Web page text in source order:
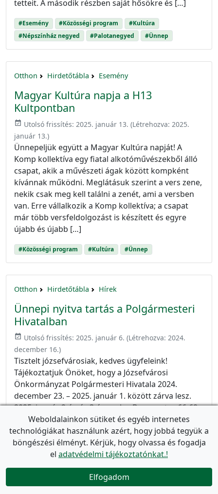
tetteit. A második részben saját hősökre és […]
#Esemény #Közösségi program
#Kultúra
#Népszínház negyed
#Palotanegyed #Ünnep
Otthon Hirdetőtábla Esemény
Magyar Kultúra napja a H13
Kultpontban
event_available Utolsó frissítés: 2025. január 13. (Létrehozva: 2025.
január 13.)
Ünnepeljük együtt a Magyar Kultúra napját! A
Komp kollektíva egy fiatal alkotóművészekből álló
csapat, akik a művészeti ágak között kompként
kívánnak működni. Meglátásuk szerint a vers zene,
nekik csak meg kell találni a zenét, ami a versben
van. Erre vállalkozik a Komp kollektíva; a csapat
már több versfeldolgozást is készített és egyre
újabb és újabb […]
#Közösségi program #Kultúra #Ünnep
Otthon Hirdetőtábla Hírek
Ünnepi nyitva tartás a Polgármesteri
Hivatalban
event_available Utolsó frissítés: 2025. január 6. (Létrehozva: 2024.
december 16.)
Tisztelt józsefvárosiak, kedves ügyfeleink!
Tájékoztatjuk Önöket, hogy a Józsefvárosi
Önkormányzat Polgármesteri Hivatala 2024.
december 23. – 2025. január 1. között zárva lesz.
2025. január 2-án és 3-án csak a Baross utca 66-68.
szám alatt található Ügyfélszolgálati Iroda lesz
nyitva. Az irodánál intézhető ügyek listáját itt
találja:
https://jozsefvaros.hu/otthon/polgarmesteri-
hivatal/szervezeti-egysegek/ugyfelszolgalat A
Polgármesteri Hivatal többi irodája esetében az
első […]
Weboldalainkon sütiket és egyéb internetes
technológiákat használunk azért, hogy jobbá tegyük a
böngészési élményt. Kérjük, hogy olvassa és fogadja
el adatvédelmi tájékoztatónkat.!
Elfogadom